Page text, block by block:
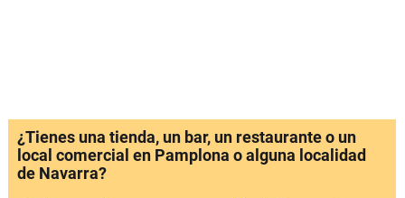
¿Tienes una tienda, un bar, un restaurante o un
local comercial en Pamplona o alguna localidad
de Navarra?